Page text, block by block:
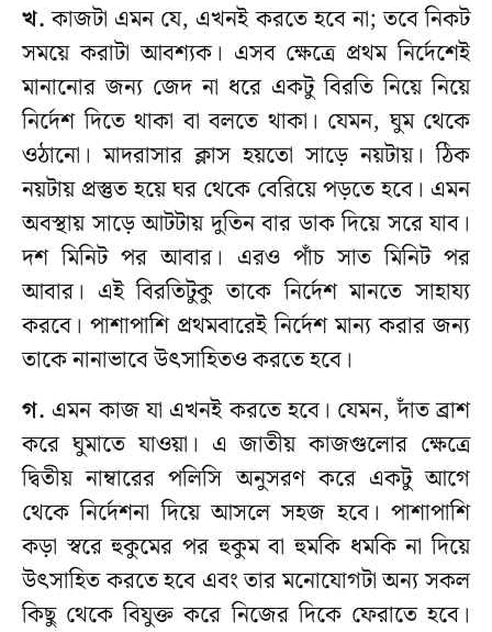
খ.কাজটা এমন যে, এখনই করতে হবে না; তবে নিকট
সময়ে করাটা আবশ্যক। এসব ক্ষেত্রে প্রথম নির্দেশেই
মানানোর জন্য জেদ না ধরে একটু বিরতি নিয়ে নিয়ে
নির্দেশ দিতে থাকা বা বলতে থাকা। যেমন, ঘুম থেকে
ওঠানো। মাদরাসার ক্লাস হয়তো সাড়ে নয়টায়। ঠিক
নয়টায় প্রস্তুত হয়ে ঘর থেকে বেরিয়ে পড়তে হবে। এমন
অবস্থায় সাড়ে আটটায় দুতিন বার ডাক দিয়ে সরে যাব।
দশ মিনিট পর আবার। এরও পাঁচ সাত মিনিট পর
আবার। এই বিরতিটুকু তাকে নির্দেশ মানতে সাহায্য
করবে। পাশাপাশি প্রথমবারেই নির্দেশ মান্য করার জন্য
তাকে নানাভাবে উৎসাহিতও করতে হবে।
গ. এমন কাজ যা এখনই করতে হবে। যেমন, দাঁত ব্রাশ
করে ঘুমাতে যাওয়া। এ জাতীয় কাজগুলোর ক্ষেত্রে
দ্বিতীয় নাম্বারের পলিসি অনুসরণ করে একটু আগে
থেকে নির্দেশনা দিয়ে আসলে সহজ হবে। পাশাপাশি
কড়া স্বরে হুকুমের পর হুকুম বা হুমকি ধমকি না দিয়ে
উৎসাহিত করতে হবে এবং তার মনোযোগটা অন্য সকল
কিছু থেকে বিযুক্ত করে নিজের দিকে ফেরাতে হবে।